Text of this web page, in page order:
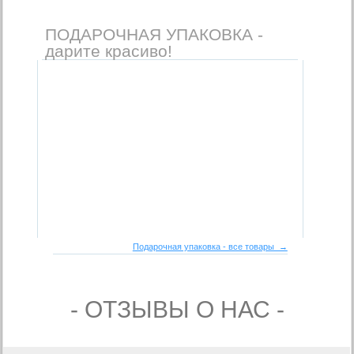
ПОДАРОЧНАЯ УПАКОВКА -
дарите красиво!
Подарочная упаковка - все товары →
- ОТЗЫВЫ О НАС -